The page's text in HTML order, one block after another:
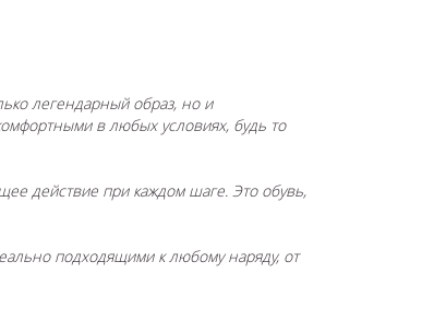
легендарный образ, но и
в любых условиях, будь то
действие при каждом шаге. Это обувь,
подходящими к любому наряду, от